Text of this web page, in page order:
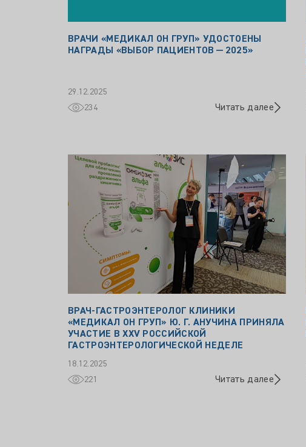
ВРАЧИ «МЕДИКАЛ ОН ГРУП» УДОСТОЕНЫ
НАГРАДЫ «ВЫБОР ПАЦИЕНТОВ — 2025»
29.12.2025
234
Читать далее
ВРАЧ-ГАСТРОЭНТЕРОЛОГ КЛИНИКИ
«МЕДИКАЛ ОН ГРУП» Ю. Г. АНУЧИНА ПРИНЯЛА
УЧАСТИЕ В XXV РОССИЙСКОЙ
ГАСТРОЭНТЕРОЛОГИЧЕСКОЙ НЕДЕЛЕ
18.12.2025
221
Читать далее